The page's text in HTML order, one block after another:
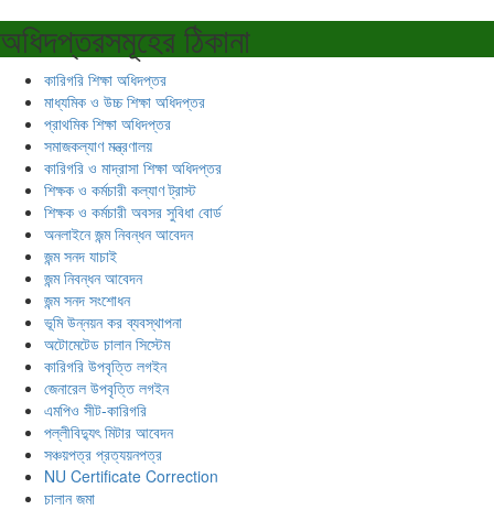
অধিদপ্তরসমূহের ঠিকানা
কারিগরি শিক্ষা অধিদপ্তর
মাধ্যমিক ও উচ্চ শিক্ষা অধিদপ্তর
প্রাথমিক শিক্ষা অধিদপ্তর
সমাজকল্যাণ মন্ত্রণালয়
কারিগরি ও মাদ্রাসা শিক্ষা অধিদপ্তর
শিক্ষক ও কর্মচারী কল্যাণ ট্রাস্ট
শিক্ষক ও কর্মচারী অবসর সুবিধা বোর্ড
অনলাইনে জন্ম নিবন্ধন আবেদন
জন্ম সনদ যাচাই
জন্ম নিবন্ধন আবেদন
জন্ম সনদ সংশোধন
ভূমি উন্নয়ন কর ব্যবস্থাপনা
অটোমেটেড চালান সিস্টেম
কারিগরি উপবৃত্তি লগইন
জেনারেল উপবৃত্তি লগইন
এমপিও সীট-কারিগরি
পল্লীবিদ্যুৎ মিটার আবেদন
সঞ্চয়পত্র প্রত্যয়নপত্র
NU Certificate Correction
চালান জমা